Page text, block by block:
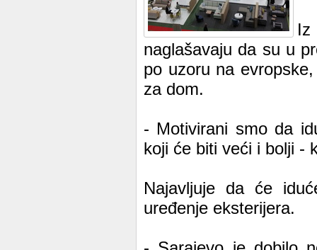
Iz
naglašavaju da su u
po uzoru na
za dom.
- Motivirani smo da
koji će biti veći i bolji -
Najavljuje da će
uređenje eksterijera.